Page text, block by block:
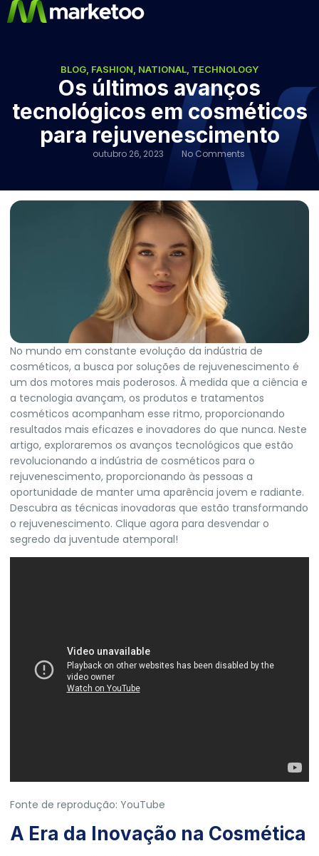
BLOG FASHION NATIONAL TECHNOLOGY
Os últimos avanços
tecnológicos em cosméticos
para rejuvenescimento
outubro 26, 2023 No Comments
No mundo em constante evolução da indústria de
cosméticos, a busca por soluções de rejuvenescimento é
um dos motores mais poderosos. À medida que a ciência e
a tecnologia avançam, os produtos e tratamentos
cosméticos acompanham esse ritmo, proporcionando
resultados mais eficazes e inovadores do que nunca. Neste
artigo, exploraremos os avanços tecnológicos que estão
revolucionando a indústria de cosméticos para o
rejuvenescimento, proporcionando às pessoas a
oportunidade de manter uma aparência jovem e radiante.
Descubra as técnicas inovadoras que estão transformando
o rejuvenescimento. Clique agora para desvendar o
segredo da juventude atemporal!
Fonte de reprodução: YouTube
A Era da Inovação na Cosmética